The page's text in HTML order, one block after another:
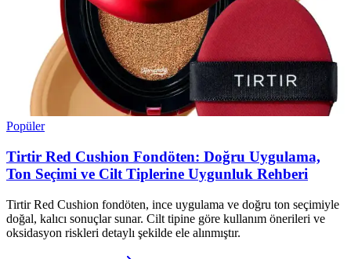
Popüler
Tirtir Red Cushion Fondöten: Doğru Uygulama,
Ton Seçimi ve Cilt Tiplerine Uygunluk Rehberi
Tirtir Red Cushion fondöten, ince uygulama ve doğru ton seçimiyle
doğal, kalıcı sonuçlar sunar. Cilt tipine göre kullanım önerileri ve
oksidasyon riskleri detaylı şekilde ele alınmıştır.